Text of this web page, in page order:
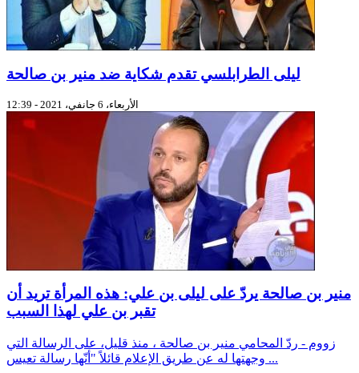
ليلى الطرابلسي تقدم شكاية ضد منير بن صالحة
الأربعاء، 6 جانفي، 2021 - 12:39
منير بن صالحة يردّ على ليلى بن علي: هذه المرأة تريد أن
تقبر بن علي لهذا السبب
زووم - ردّ المحامي منير بن صالحة ، منذ قليل، على الرسالة التي
وجهتها له عن طريق الإعلام قائلاً "أنّها رسالة تعيس ...